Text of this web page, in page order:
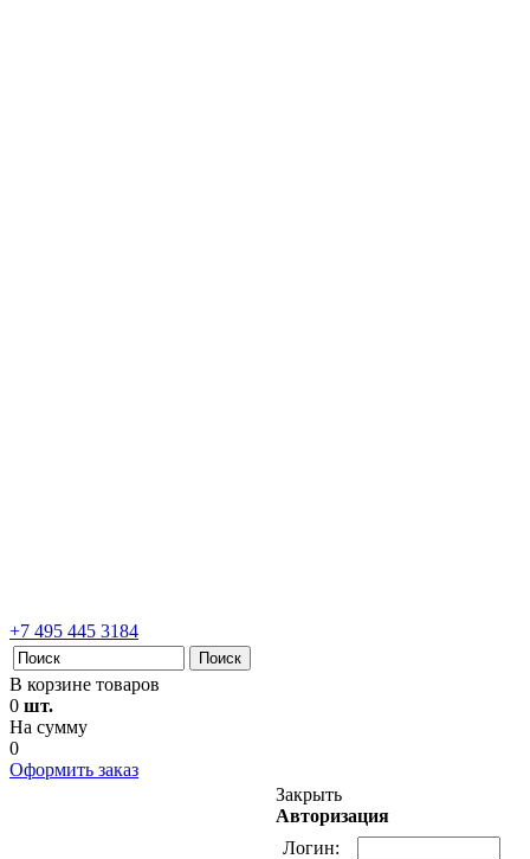
+7 495 445 3184
В корзине товаров
0 шт.
На сумму
0
Оформить заказ
Закрыть
Авторизация
Логин: